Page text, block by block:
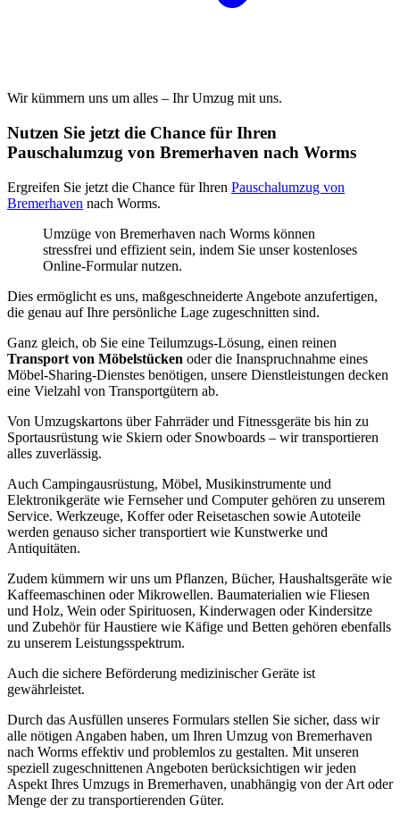
Wir kümmern uns um alles – Ihr Umzug mit uns.
Nutzen Sie jetzt die Chance für Ihren
Pauschalumzug von Bremerhaven nach Worms
Ergreifen Sie jetzt die Chance für Ihren Pauschalumzug von
Bremerhaven nach Worms.
Umzüge von Bremerhaven nach Worms können
stressfrei und effizient sein, indem Sie unser kostenloses
Online-Formular nutzen.
Dies ermöglicht es uns, maßgeschneiderte Angebote anzufertigen,
die genau auf Ihre persönliche Lage zugeschnitten sind.
Ganz gleich, ob Sie eine Teilumzugs-Lösung, einen reinen
Transport von Möbelstücken oder die Inanspruchnahme eines
Möbel-Sharing-Dienstes benötigen, unsere Dienstleistungen decken
eine Vielzahl von Transportgütern ab.
Von Umzugskartons über Fahrräder und Fitnessgeräte bis hin zu
Sportausrüstung wie Skiern oder Snowboards – wir transportieren
alles zuverlässig.
Auch Campingausrüstung, Möbel, Musikinstrumente und
Elektronikgeräte wie Fernseher und Computer gehören zu unserem
Service. Werkzeuge, Koffer oder Reisetaschen sowie Autoteile
werden genauso sicher transportiert wie Kunstwerke und
Antiquitäten.
Zudem kümmern wir uns um Pflanzen, Bücher, Haushaltsgeräte wie
Kaffeemaschinen oder Mikrowellen. Baumaterialien wie Fliesen
und Holz, Wein oder Spirituosen, Kinderwagen oder Kindersitze
und Zubehör für Haustiere wie Käfige und Betten gehören ebenfalls
zu unserem Leistungsspektrum.
Auch die sichere Beförderung medizinischer Geräte ist
gewährleistet.
Durch das Ausfüllen unseres Formulars stellen Sie sicher, dass wir
alle nötigen Angaben haben, um Ihren Umzug von Bremerhaven
nach Worms effektiv und problemlos zu gestalten. Mit unseren
speziell zugeschnittenen Angeboten berücksichtigen wir jeden
Aspekt Ihres Umzugs in Bremerhaven, unabhängig von der Art oder
Menge der zu transportierenden Güter.